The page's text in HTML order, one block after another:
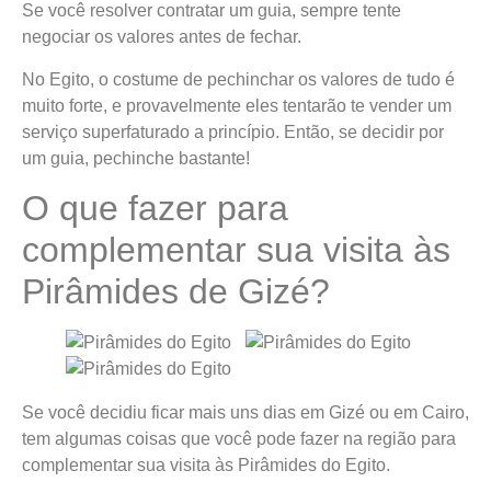
Se você resolver contratar um guia, sempre tente
negociar os valores antes de fechar.
No Egito, o costume de pechinchar os valores de tudo é
muito forte, e provavelmente eles tentarão te vender um
serviço superfaturado a princípio. Então, se decidir por
um guia, pechinche bastante!
O que fazer para
complementar sua visita às
Pirâmides de Gizé?
Se você decidiu ficar mais uns dias em Gizé ou em Cairo,
tem algumas coisas que você pode fazer na região para
complementar sua visita às Pirâmides do Egito.